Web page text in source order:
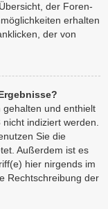
der Foren-
erhalten
der von
gehalten und enthielt
indiziert werden.
Sie die
Außerdem ist es
hier nirgends im
Rechtschreibung der